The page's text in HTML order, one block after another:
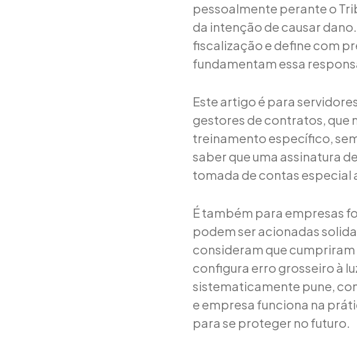
pessoalmente perante o
da intenção de causar
fiscalização e define com
fundamentam essa
Este artigo é para
gestores de contratos, que
treinamento específico,
saber que uma assinatura
tomada de contas especial
É também para empresas
podem ser acionadas
consideram que cumpriram
configura erro grosseiro à
sistematicamente pune,
e empresa funciona na
para se proteger no futuro.